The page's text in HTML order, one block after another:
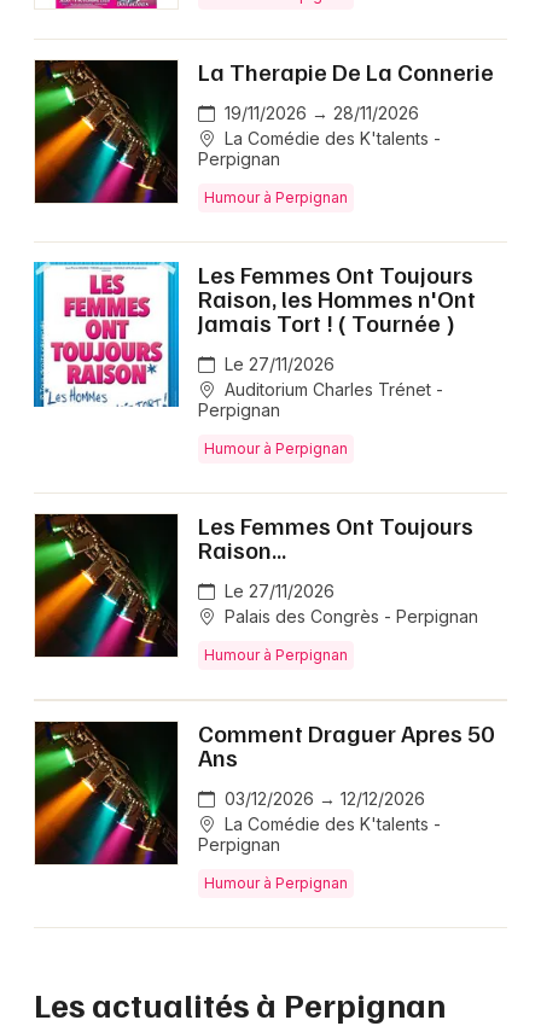
La Therapie De La Connerie
19/11/2026 → 28/11/2026
La Comédie des K'talents -
Perpignan
Humour à Perpignan
Les Femmes Ont Toujours
Raison, les Hommes n'Ont
Jamais Tort ! ( Tournée )
Le 27/11/2026
Auditorium Charles Trénet -
Perpignan
Humour à Perpignan
Les Femmes Ont Toujours
Raison...
Le 27/11/2026
Palais des Congrès - Perpignan
Humour à Perpignan
Comment Draguer Apres 50
Ans
03/12/2026 → 12/12/2026
La Comédie des K'talents -
Perpignan
Humour à Perpignan
Les actualités à Perpignan